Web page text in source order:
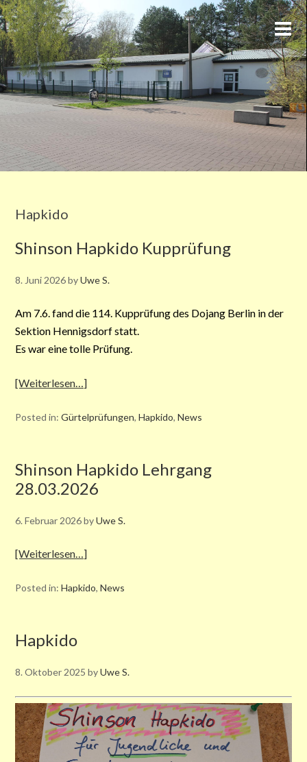
Hapkido
Shinson Hapkido Kupprüfung
8. Juni 2026byUwe S.
Am 7.6. fand die 114. Kupprüfung des Dojang Berlin in der
Sektion Hennigsdorf statt.
Es war eine tolle Prüfung.
[Weiterlesen…]
Posted in:Gürtelprüfungen,Hapkido,News
Shinson Hapkido Lehrgang
28.03.2026
6. Februar 2026byUwe S.
[Weiterlesen…]
Posted in:Hapkido,News
Hapkido
8. Oktober 2025 byUwe S.